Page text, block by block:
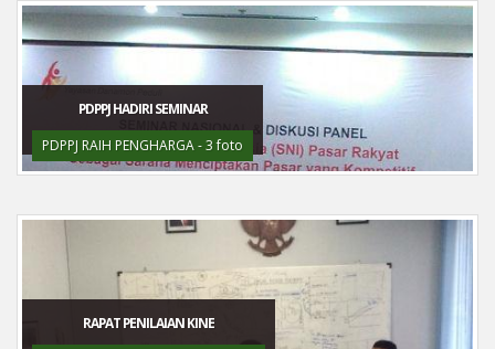
PDPPJ HADIRI SEMINAR
PDPPJ RAIH PENGHARGA - 3 foto
RAPAT PENILAIAN KINE